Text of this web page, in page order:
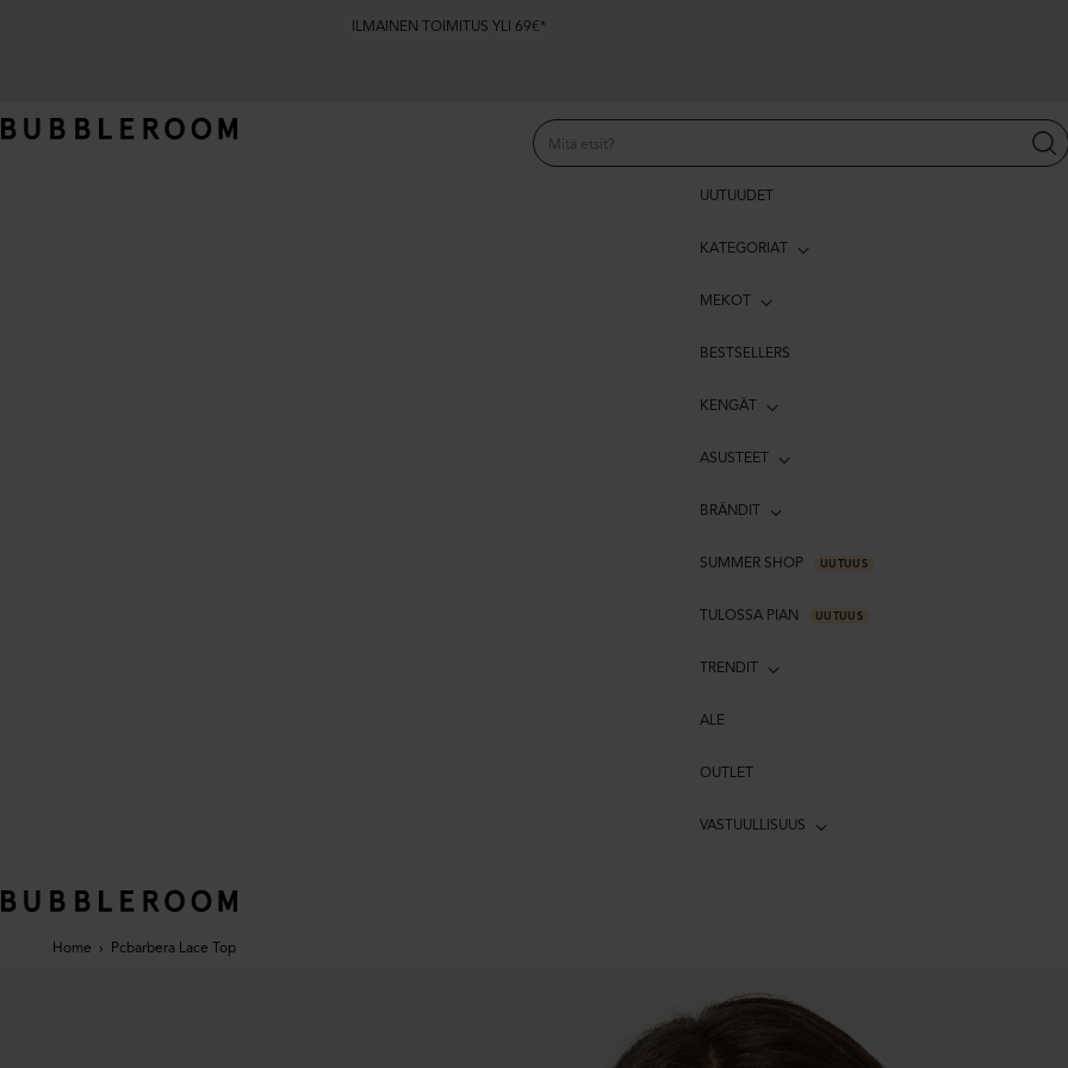
ILMAINEN TOIMITUS YLI 69€*
UUTUUDET
KATEGORIAT
MEKOT
BESTSELLERS
KENGÄT
ASUSTEET
BRÄNDIT
SUMMER SHOP UUTUUS
TULOSSA PIAN UUTUUS
TRENDIT
ALE
OUTLET
VASTUULLISUUS
Home › Pcbarbera Lace Top